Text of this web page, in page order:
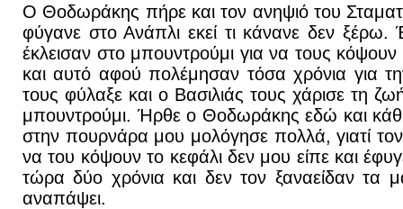
Ο Θοδωράκης πήρε και τον ανηψιό του
φύγανε στο Ανάπλι εκεί τι κάνανε δεν ξέρω.
έκλεισαν στο μπουντρούμι για να τους
και αυτό αφού πολέμησαν τόσα χρόνια για
τους φύλαξε και ο Βασιλιάς τους χάρισε τη
μπουντρούμι. Ήρθε ο Θοδωράκης εδώ και
στην πουρνάρα μου μολόγησε πολλά, γιατί
να του κόψουν το κεφάλι δεν μου είπε και
τώρα δύο χρόνια και δεν τον ξαναείδαν τα
αναπάψει.